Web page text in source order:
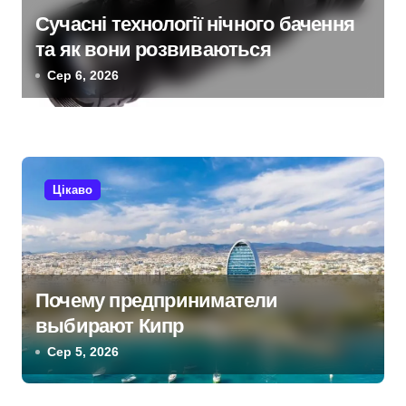
Сучасні технології нічного бачення
та як вони розвиваються
Сер 6, 2026
Цікаво
Почему предприниматели
выбирают Кипр
Сер 5, 2026